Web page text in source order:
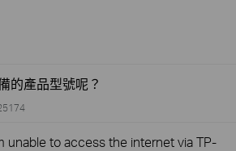
的產品型號呢？
unable to access the internet via TP-